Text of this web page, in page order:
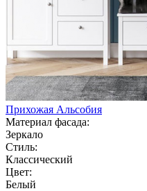
Прихожая Альсобия
Материал фасада:
Зеркало
Стиль:
Классический
Цвет:
Белый